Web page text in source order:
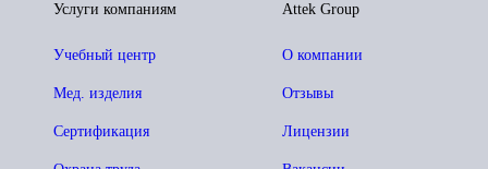
Attek Group
О компании
Отзывы
Лицензии
Услуги компаниям
Учебный центр
Мед. изделия
Сертификация